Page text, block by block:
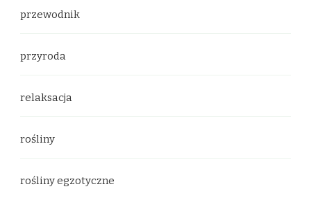
przewodnik
przyroda
relaksacja
rośliny
rośliny egzotyczne